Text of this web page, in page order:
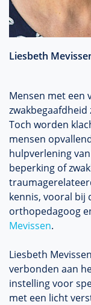
Liesbeth
Mensen met een
Toch worden
mensen
hulpverlening
beperking of
kennis, vooral bij
orthopedagoog
Mevissen.
Liesbeth
verbonden aan
instelling voor
met een licht